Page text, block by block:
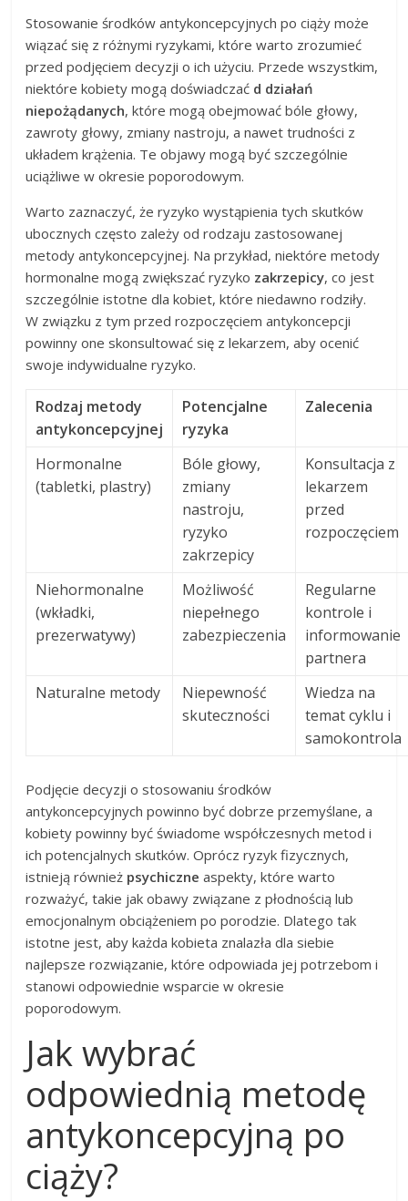
Stosowanie środków antykoncepcyjnych po ciąży może
wiązać się z różnymi ryzykami, które warto zrozumieć
przed podjęciem decyzji o ich użyciu. Przede wszystkim,
niektóre kobiety mogą doświadczać d działań
niepożądanych, które mogą obejmować bóle głowy,
zawroty głowy, zmiany nastroju, a nawet trudności z
układem krążenia. Te objawy mogą być szczególnie
uciążliwe w okresie poporodowym.
Warto zaznaczyć, że ryzyko wystąpienia tych skutków
ubocznych często zależy od rodzaju zastosowanej
metody antykoncepcyjnej. Na przykład, niektóre metody
hormonalne mogą zwiększać ryzyko zakrzepicy, co jest
szczególnie istotne dla kobiet, które niedawno rodziły.
W związku z tym przed rozpoczęciem antykoncepcji
powinny one skonsultować się z lekarzem, aby ocenić
swoje indywidualne ryzyko.
Rodzaj metody
antykoncepcyjnej
Potencjalne
ryzyka
Zalecenia
Hormonalne
(tabletki, plastry)
Bóle głowy,
zmiany
nastroju,
ryzyko
zakrzepicy
Konsultacja z
lekarzem
przed
rozpoczęciem
Niehormonalne
(wkładki,
prezerwatywy)
Możliwość
niepełnego
zabezpieczenia
Regularne
kontrole i
informowanie
partnera
Naturalne metody
Niepewność
skuteczności
Wiedza na
temat cyklu i
samokontrola
Podjęcie decyzji o stosowaniu środków
antykoncepcyjnych powinno być dobrze przemyślane, a
kobiety powinny być świadome współczesnych metod i
ich potencjalnych skutków. Oprócz ryzyk fizycznych,
istnieją również psychiczne aspekty, które warto
rozważyć, takie jak obawy związane z płodnością lub
emocjonalnym obciążeniem po porodzie. Dlatego tak
istotne jest, aby każda kobieta znalazła dla siebie
najlepsze rozwiązanie, które odpowiada jej potrzebom i
stanowi odpowiednie wsparcie w okresie
poporodowym.
Jak wybrać
odpowiednią metodę
antykoncepcyjną po
ciąży?